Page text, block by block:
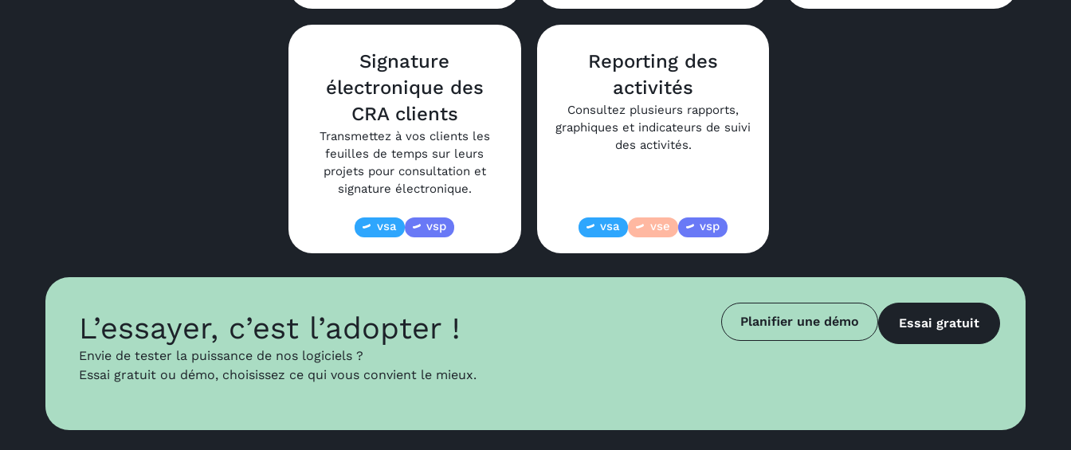
Signature
électronique des
CRA clients
Transmettez à vos clients les
feuilles de temps sur leurs
projets pour consultation et
signature électronique.
vsa vsp
Reporting des
activités
Consultez plusieurs rapports,
graphiques et indicateurs de suivi
des activités.
vsa vse vsp
L’essayer, c’est l’adopter !
Envie de tester la puissance de nos logiciels ?
Essai gratuit ou démo, choisissez ce qui vous convient le mieux.
Planifier une démo Essai gratuit